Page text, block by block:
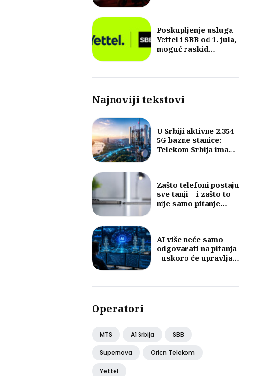
Poskupljenje usluga
Yettel i SBB od 1. jula,
moguć raskid
Najnoviji tekstovi
U Srbiji aktivne 2.354
5G bazne stanice:
Telekom Srbija ima
Zašto telefoni postaju
sve tanji – i zašto to
nije samo pitanje
AI više neće samo
odgovarati na pitanja
- uskoro će upravljati
Operatori
MTS A1 Srbija SBB
Supernova Orion Telekom
Yettel